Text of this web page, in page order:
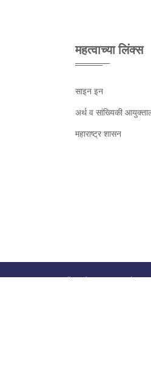
महत्वाच्या लिंक्स
साइन इन
अर्थ व सांख्यिकी
महाराष्ट्र शासन
2026. All Right Reserved By